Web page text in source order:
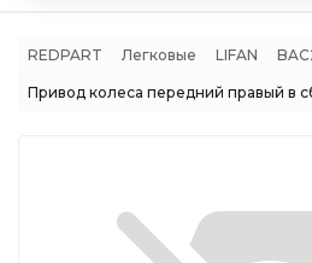
REDPART Легковые LIFAN
Привод колеса передний правый в